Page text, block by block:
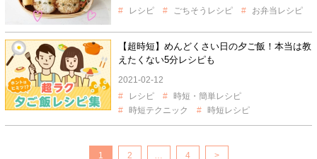
レシピ
ごちそうレシピ お弁当レシピ
【超時短】めんどくさい日の夕ご飯！本当は教
えたくない5分レシピも
2021-02-12
レシピ
時短・簡単レシピ
時短テクニック
時短レシピ
1 2 … 4 >